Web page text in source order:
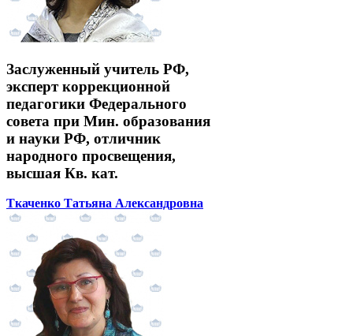
Заслуженный учитель РФ,
эксперт коррекционной
педагогики Федерального
совета при Мин. образования
и науки РФ, отличник
народного просвещения,
высшая Кв. кат.
Ткаченко Татьяна Александровна